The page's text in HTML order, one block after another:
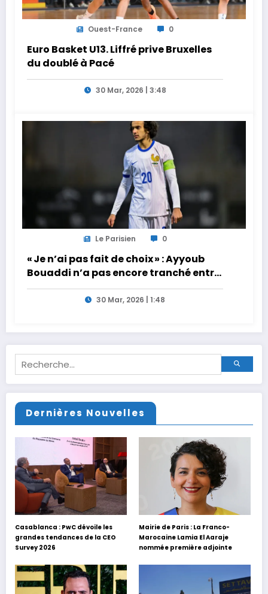
Ouest-France 0
Euro Basket U13. Liffré prive Bruxelles
du doublé à Pacé
30 Mar, 2026 | 3:48
Le Parisien 0
« Je n’ai pas fait de choix » : Ayyoub
Bouaddi n’a pas encore tranché entre
la France et le Maroc
30 Mar, 2026 | 1:48
Dernières Nouvelles
Casablanca : PwC dévoile les
grandes tendances de la CEO
Survey 2026
Mairie de Paris : La Franco-
Marocaine Lamia El Aaraje
nommée première adjointe